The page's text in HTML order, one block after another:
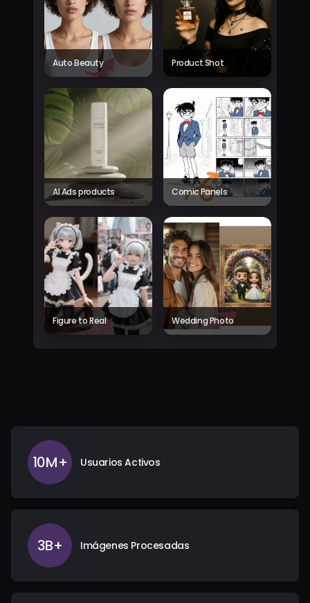
Auto Beauty Product Shot
AI Ads products Comic Panels
Figure to Real Wedding Photo
10M+ Usuarios Activos
3B+ Imágenes Procesadas